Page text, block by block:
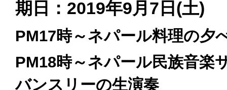
期日：2019年9月7日(土)
PM17時～ネパール料理の夕
PM18時～ネパール民族音楽
バンスリーの生演奏